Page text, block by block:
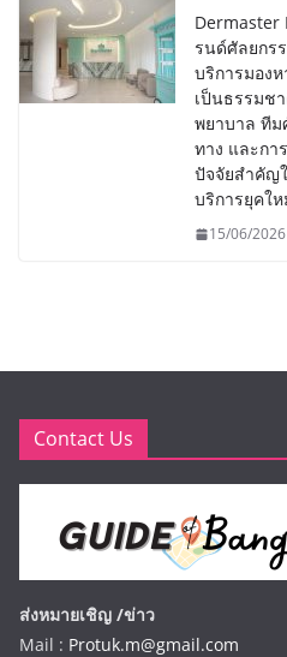
Dermaster
รนด์ศัลยกร
บริการมอง
เป็นธรรมช
พยาบาล ทีม
ทาง และกา
ปัจจัยสำคัญ
บริการยุคให
15/06/2026
Contact Us
ส่งหมายเชิญ /ข่าว
Mail : Protuk.m@gmail.com